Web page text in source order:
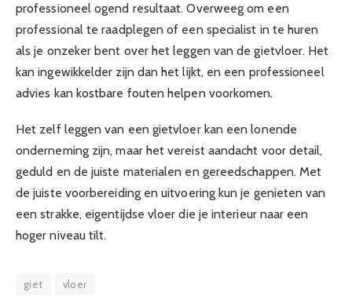
professioneel ogend resultaat. Overweeg om een
professional te raadplegen of een specialist in te huren
als je onzeker bent over het leggen van de gietvloer. Het
kan ingewikkelder zijn dan het lijkt, en een professioneel
advies kan kostbare fouten helpen voorkomen.
Het zelf leggen van een gietvloer kan een lonende
onderneming zijn, maar het vereist aandacht voor detail,
geduld en de juiste materialen en gereedschappen. Met
de juiste voorbereiding en uitvoering kun je genieten van
een strakke, eigentijdse vloer die je interieur naar een
hoger niveau tilt.
giet vloer